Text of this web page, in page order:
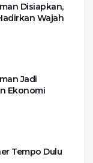
Disiapkan,
Wajah
Jadi
Ekonomi
Tempo Dulu